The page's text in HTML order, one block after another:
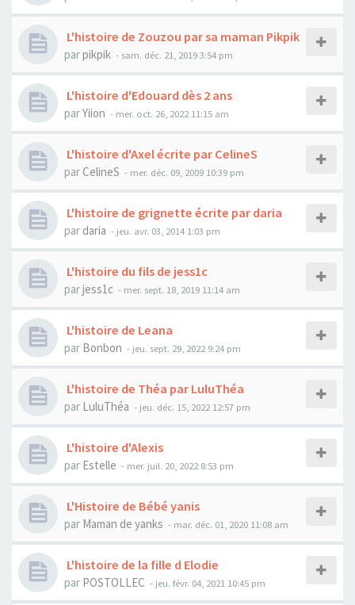
L'histoire de Zouzou par sa maman Pikpik
parpikpik - sam. déc. 21, 2019 3:54 pm
L'histoire d'Edouard dès 2 ans
parYiion - mer. oct. 26, 2022 11:15 am
L'histoire d'Axel écrite par CelineS
par CelineS - mer. déc. 09, 2009 10:39 pm
L'histoire de grignette écrite par daria
par daria - jeu. avr. 03, 2014 1:03 pm
L'histoire du fils de jess1c
parjess1c - mer. sept. 18, 2019 11:14 am
L'histoire de Leana
par Bonbon - jeu. sept. 29, 2022 9:24 pm
L'histoire de Théa par LuluThéa
par LuluThéa - jeu. déc. 15, 2022 12:57 pm
L'histoire d'Alexis
par Estelle - mer. juil. 20, 2022 8:53 pm
L'Histoire de Bébé yanis
par Maman de yanks - mar. déc. 01, 2020 11:08 am
L'histoire de la fille d Elodie
par POSTOLLEC - jeu. févr. 04, 2021 10:45 pm